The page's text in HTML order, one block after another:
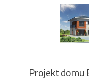
Projekt domu